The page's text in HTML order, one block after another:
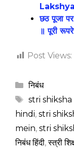
छठ पूजा
॥ पूरी
Post Views:
Categories
निबंध
Tags
stri
hindi, stri
mein, stri
निबंध हिंदी,स्त्री